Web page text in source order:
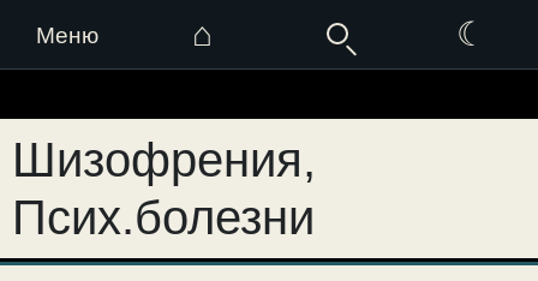
Меню ⌂ ☾
к
содержимому
Шизофрения,
Псих.болезни